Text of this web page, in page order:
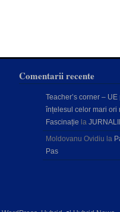
Comentarii recente
Teacher’s corner – UE
înțelesul celor mari ori
Fascinație la
Moldovanu Ovidiu la
Pas